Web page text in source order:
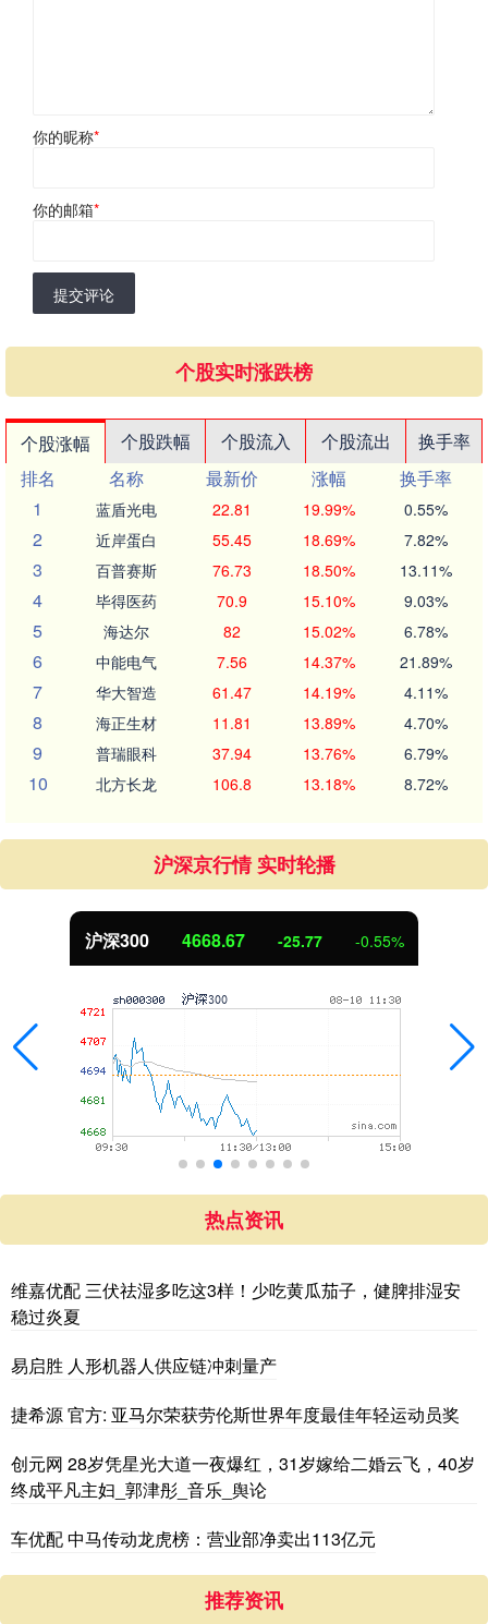
你的昵称*
你的邮箱*
提交评论
个股实时涨跌榜
个股涨幅 个股跌幅 个股流入 个股流出
换手率
排名
名称 最新价 涨幅
换手率
1
蓝盾光电 22.81 19.99% 0.55%
2 近岸蛋白 55.45 18.69% 7.82%
3 百普赛斯 76.73 18.50% 13.11%
4 毕得医药 70.9 15.10% 9.03%
5 海达尔 82 15.02% 6.78%
6 中能电气 7.56 14.37% 21.89%
7 华大智造 61.47 14.19% 4.11%
8 海正生材 11.81 13.89% 4.70%
9 普瑞眼科 37.94 13.76% 6.79%
10 北方长龙 106.8 13.18% 8.72%
沪深京行情 实时轮播
沪深300 4668.67 -25.77 -0.55%
热点资讯
维嘉优配 三伏祛湿多吃这3样！少吃黄瓜茄子，健脾排湿安
稳过炎夏
易启胜 人形机器人供应链冲刺量产
捷希源 官方: 亚马尔荣获劳伦斯世界年度最佳年轻运动员奖
创元网 28岁凭星光大道一夜爆红，31岁嫁给二婚云飞，40岁
终成平凡主妇_郭津彤_音乐_舆论
车优配 中马传动龙虎榜：营业部净卖出113亿元
推荐资讯